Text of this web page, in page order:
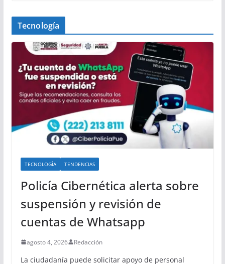
Tecnología
TECNOLOGÍA TENDENCIAS
Policía Cibernética alerta sobre
suspensión y revisión de
cuentas de Whatsapp
agosto 4, 2026 Redacción
La ciudadanía puede solicitar apoyo de personal